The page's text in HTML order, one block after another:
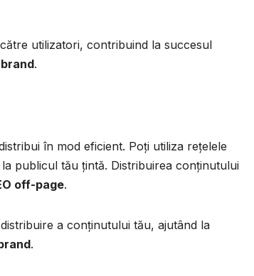
utilizatori, contribuind la succesul
.
în mod eficient. Poți utiliza rețelele
publicul tău țintă. Distribuirea conținutului
off-page.
a conținutului tău, ajutând la
.